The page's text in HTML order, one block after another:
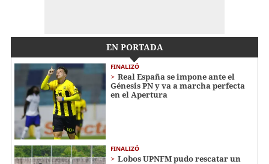
EN PORTADA
FINALIZÓ
Real España se impone ante el
Génesis PN y va a marcha perfecta
en el Apertura
FINALIZÓ
Lobos UPNFM pudo rescatar un